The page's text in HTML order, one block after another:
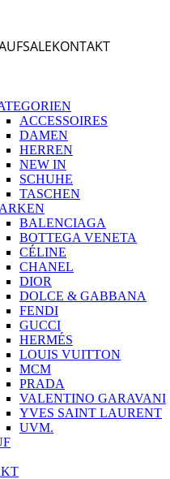
SALEKONTAKT
ACCESSOIRES
DAMEN
HERREN
NEW IN
SCHUHE
TASCHEN
BALENCIAGA
BOTTEGA VENETA
CÉLINE
CHANEL
DIOR
DOLCE & GABBANA
FENDI
GUCCI
HERMÉS
LOUIS VUITTON
MCM
PRADA
VALENTINO GARAVANI
YVES SAINT LAURENT
UVM.